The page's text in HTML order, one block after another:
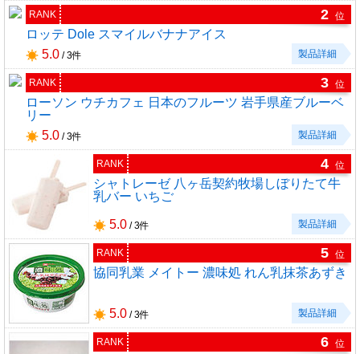
RANK 2 位
ロッテ Dole スマイルバナナアイス
5.0 / 3件 製品詳細
RANK 3 位
ローソン ウチカフェ 日本のフルーツ 岩手県産ブルーベ
リー
5.0 / 3件 製品詳細
RANK 4 位
シャトレーゼ 八ヶ岳契約牧場しぼりたて牛
乳バー いちご
5.0 / 3件 製品詳細
RANK 5 位
協同乳業 メイトー 濃味処 れん乳抹茶あずき
5.0 / 3件 製品詳細
RANK 6 位